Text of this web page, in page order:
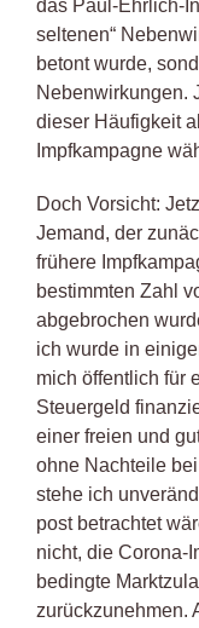
das Paul-Ehrlich-
seltenen“
betont wurde,
Nebenwirkungen.
dieser Häufigkeit
Impfkampagne
Doch Vorsicht:
Jemand, der
frühere
bestimmten Zahl
abgebrochen
ich wurde in
mich öffentlich für
Steuergeld
einer freien und
ohne Nachteile
stehe ich
post betrachtet
nicht, die Corona-
bedingte
zurückzunehmen.